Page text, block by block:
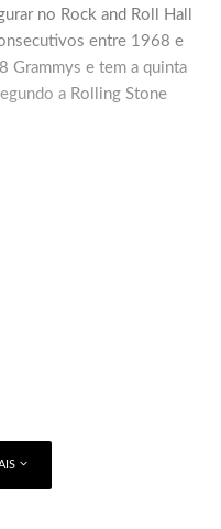
no Rock and Roll Hall
entre 1968 e
Grammys e tem a quinta
a Rolling Stone